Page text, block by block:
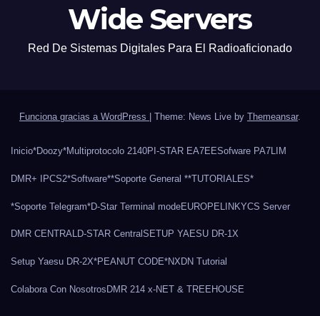
Wide Servers
Red De Sistemas Digitales Para El Radioaficionado
Funciona gracias a WordPress | Theme: News Live by Themeansar.
Inicio*Doozy*Multiprotocolo 2140PI-STAR EA7EESofware PA7LIM
DMR+ IPCS2*Software**Soporte General **TUTORIALES*
*Soporte Telegram*D-Star Terminal modeEUROPELINKYCS Server
DMR CENTRALD-STAR CentralSETUP YAESU DR-1X
Setup Yaesu DR-2X*PEANUT CODE*NXDN Tutorial
Colabora Con Nosotros DMR 214 x-NET & TREEHOUSE